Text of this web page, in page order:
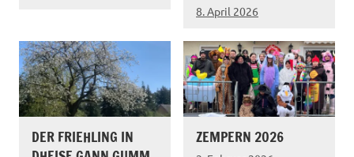
8. April 2026
DER FRIEHLING IN
ZEMPERN 2026